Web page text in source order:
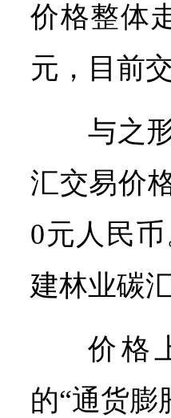
价格整体
元，目前
与之
汇交易价
0元人民
建林业碳
价格
的“通货膨